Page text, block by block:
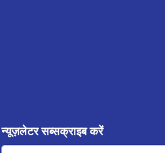
न्यूज़लेटर सब्सक्राइब करें